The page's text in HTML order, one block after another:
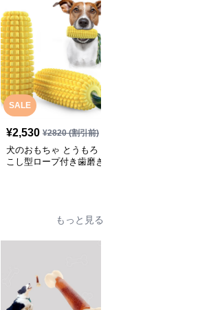
SALE
¥2,530 ¥2820(割引前)
犬のおもちゃ とうもろ
こし型ロープ付き歯磨き
もっと見る